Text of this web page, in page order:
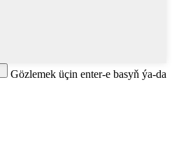
Gözlemek üçin enter-e basyň ýa-da